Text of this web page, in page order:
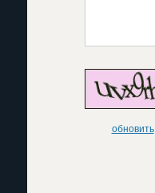
обновить